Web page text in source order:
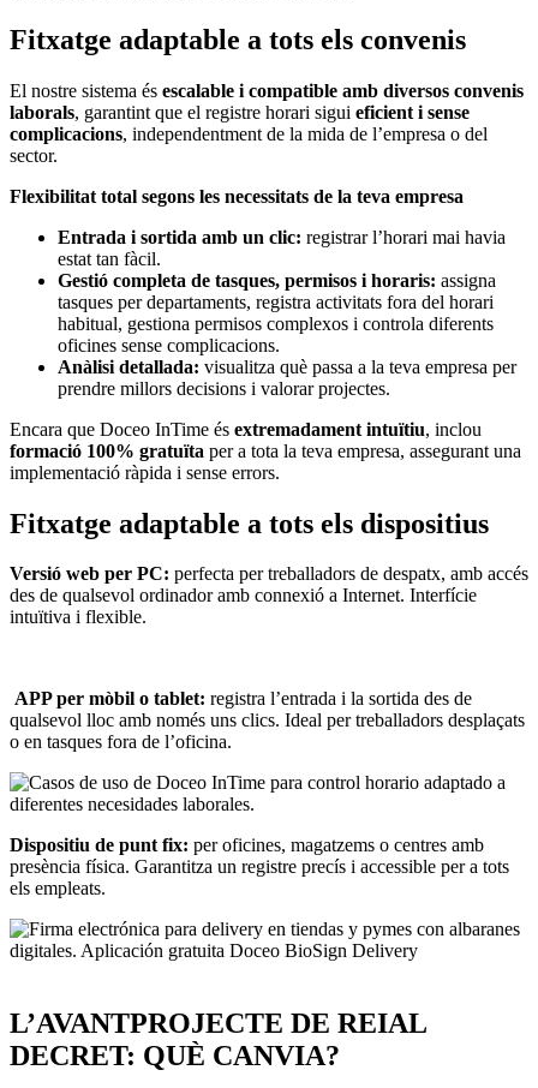
Fitxatge adaptable a tots els convenis
El nostre sistema és escalable i compatible amb diversos convenis
laborals, garantint que el registre horari sigui eficient i sense
complicacions, independentment de la mida de l’empresa o del
sector.
Flexibilitat total segons les necessitats de la teva empresa
Entrada i sortida amb un clic: registrar l’horari mai havia
estat tan fàcil.
Gestió completa de tasques, permisos i horaris: assigna
tasques per departaments, registra activitats fora del horari
habitual, gestiona permisos complexos i controla diferents
oficines sense complicacions.
Anàlisi detallada: visualitza què passa a la teva empresa per
prendre millors decisions i valorar projectes.
Encara que Doceo InTime és extremadament intuïtiu, inclou
formació 100% gratuïta per a tota la teva empresa, assegurant una
implementació ràpida i sense errors.
Fitxatge adaptable a tots els dispositius
Versió web per PC: perfecta per treballadors de despatx, amb accés
des de qualsevol ordinador amb connexió a Internet. Interfície
intuïtiva i flexible.
APP per mòbil o tablet: registra l’entrada i la sortida des de
qualsevol lloc amb només uns clics. Ideal per treballadors desplaçats
o en tasques fora de l’oficina.
Dispositiu de punt fix: per oficines, magatzems o centres amb
presència física. Garantitza un registre precís i accessible per a tots
els empleats.
L’AVANTPROJECTE DE REIAL
DECRET: QUÈ CANVIA?